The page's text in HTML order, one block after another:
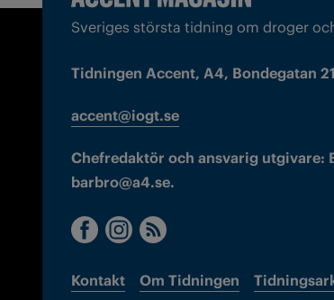
Sveriges största tidning om droger
Tidningen Accent, A4, Bondegatan
accent@iogt.se
Chefredaktör och ansvarig utgivare:
barbro@a4.se.
Kontakt Om Tidningen